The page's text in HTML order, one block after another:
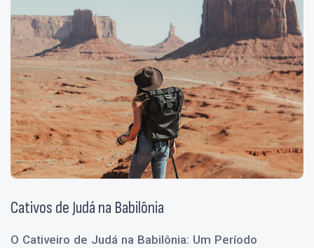
Cativos de Judá na Babilônia
O Cativeiro de Judá na Babilônia: Um Período